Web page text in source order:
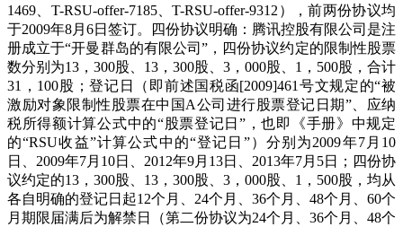
1469、T-RSU-offer-7185、T-RSU-offer-9312），前两份协议均
于2009年8月6日签订。四份协议明确：腾讯控股有限公司是注
册成立于“开曼群岛的有限公司”，四份协议约定的限制性股票
数分别为13，300股、13，300股、3，000股、1，500股，合计
31，100股；登记日（即前述国税函[2009]461号文规定的“被
激励对象限制性股票在中国A公司进行股票登记日期”、应纳
税所得额计算公式中的“股票登记日”，也即《手册》中规定
的“RSU收益”计算公式中的“登记日”）分别为2009年7月10
日、2009年7月10日、2012年9月13日、2013年7月5日；四份协
议约定的13，300股、13，300股、3，000股、1，500股，均从
各自明确的登记日起12个月、24个月、36个月、48个月、60个
月期限届满后为解禁日（第二份协议为24个月、36个月、48个